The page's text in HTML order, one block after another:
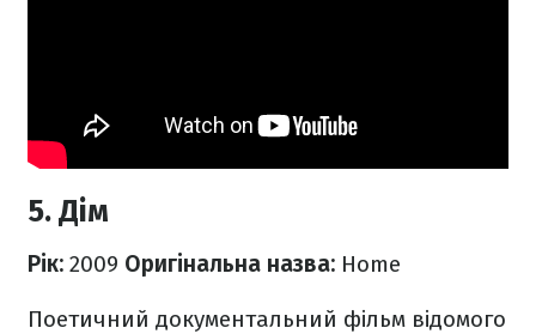
5. Дім
Рік: 2009 Оригінальна назва: Home
Поетичний документальний фільм відомого